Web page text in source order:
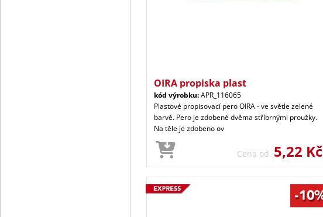
OIRA propiska plast
kód výrobku:APR_116065
Plastové propisovací pero OIRA - ve světle zelené
barvě. Pero je zdobené dvěma stříbrnými proužky.
Na těle je zdobeno ov
Cena od 5,22 Kč